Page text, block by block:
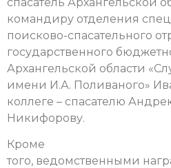
командиру отделения
поисково-спасательного
государственного
Архангельской области
имени И.А. Поливаного»
коллеге – спасателю
Никифорову.
Кроме
того, ведомственными